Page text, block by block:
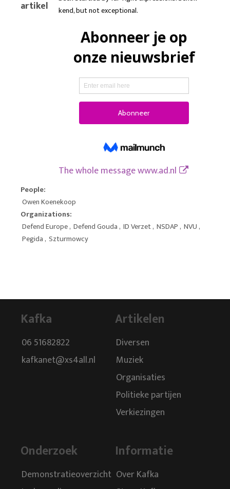
artikel
kend, but not exceptional.
The whole messagewww.ad.nl
People:
Owen Koenekoop
Organizations:
Defend Europe, Defend Gouda, ID Verzet, NSDAP, NVU,
Pegida, Szturmowcy
Kafka
06 51682822
kafkanet@xs4all.nl
Artikelen
Diversen
Muziek
Organisaties
Politieke partijen
Verkiezingen
Onderzoek
Demonstratieoverzicht
Informatie
Over Kafka